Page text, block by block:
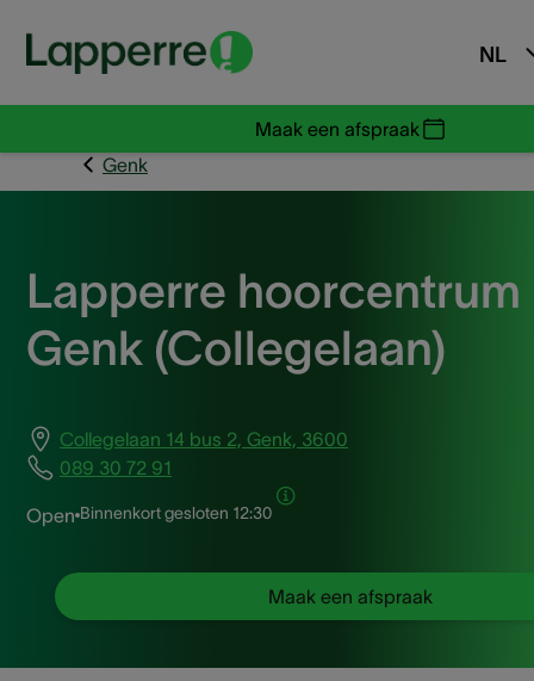
NL
Maak een afspraak
Genk
Lapperre hoorcentrum
Genk (Collegelaan)
Collegelaan 14 bus 2, Genk, 3600
089 30 72 91
Open Binnenkort gesloten 12:30
Maak een afspraak